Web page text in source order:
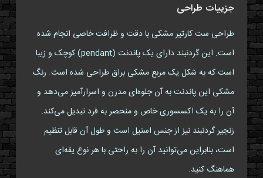
جزییات طراحی
طراحی ست کارتیر مشکی با دقت و ظرافت خاصی انجام شده
است. این گردنبند دارای یک پاندنت (pendant) کوچک و زیبا
است که به شکل یک مربع مشکی براق طراحی شده است. رنگ
مشکی این پاندنت به آن جلوه‌ای مدرن و اسرارآمیز می‌دهد و
آن را به یک اکسسوری خاص و منحصر به فرد تبدیل می‌کند.
زنجیر گردنبند نیز از جنس استیل است و طول آن قابل تنظیم
است، بنابراین می‌توانید آن را به راحتی با هر نوع یقه‌ای
هماهنگ کنید.